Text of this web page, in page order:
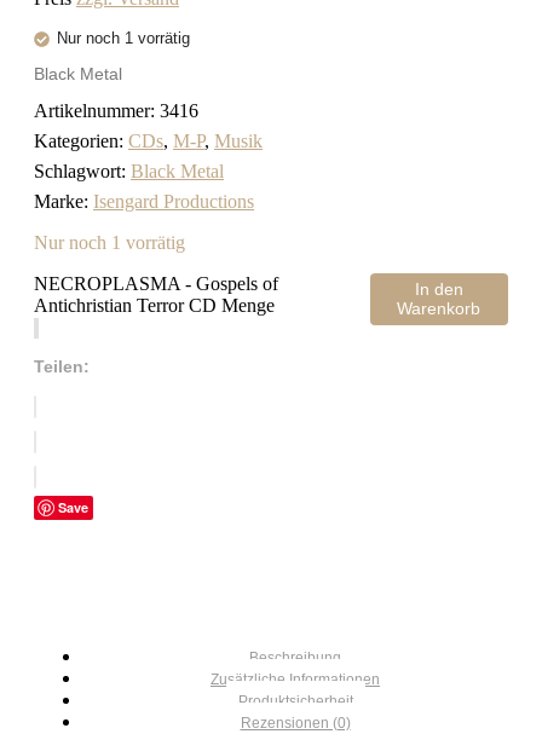
Nur noch 1 vorrätig
Black Metal
Artikelnummer: 3416
Kategorien: CDs, M-P, Musik
Schlagwort: Black Metal
Marke: Isengard Productions
Nur noch 1 vorrätig
NECROPLASMA ‎- Gospels of
Antichristian Terror CD Menge
In den
Warenkorb
Teilen:
Save
Beschreibung
Zusätzliche Informationen
Produktsicherheit
Rezensionen (0)